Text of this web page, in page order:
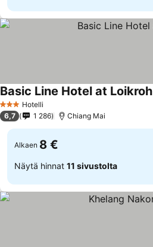
3 Tähtiluokitus
Hotelli
Basic Line Hotel at Loikroh
6,7 1 286 Chiang Mai
Alkaen 8 €
Näytä hinnat 11 sivustolta